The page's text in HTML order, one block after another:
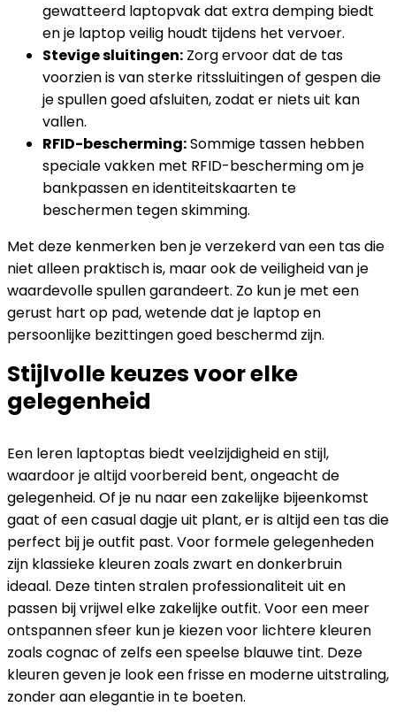
gewatteerd laptopvak dat extra demping biedt
en je laptop veilig houdt tijdens het vervoer.
Stevige sluitingen: Zorg ervoor dat de tas
voorzien is van sterke ritssluitingen of gespen die
je spullen goed afsluiten, zodat er niets uit kan
vallen.
RFID-bescherming:Sommige tassen hebben
speciale vakken met RFID-bescherming om je
bankpassen en identiteitskaarten te
beschermen tegen skimming.
Met deze kenmerken ben je verzekerd van een tas die
niet alleen praktisch is, maar ook de veiligheid van je
waardevolle spullen garandeert. Zo kun je met een
gerust hart op pad, wetende dat je laptop en
persoonlijke bezittingen goed beschermd zijn.
Stijlvolle keuzes voor elke
gelegenheid
Een leren laptoptas biedt veelzijdigheid en stijl,
waardoor je altijd voorbereid bent, ongeacht de
gelegenheid. Of je nu naar een zakelijke bijeenkomst
gaat of een casual dagje uit plant, er is altijd een tas die
perfect bij je outfit past. Voor formele gelegenheden
zijn klassieke kleuren zoals zwart en donkerbruin
ideaal. Deze tinten stralen professionaliteit uit en
passen bij vrijwel elke zakelijke outfit. Voor een meer
ontspannen sfeer kun je kiezen voor lichtere kleuren
zoals cognac of zelfs een speelse blauwe tint. Deze
kleuren geven je look een frisse en moderne uitstraling,
zonder aan elegantie in te boeten.